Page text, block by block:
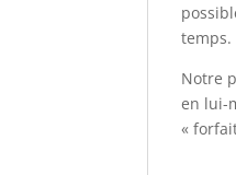
temps.
Notre
en lui-
«